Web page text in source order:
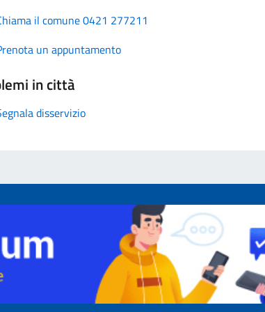
il comune 0421 277211
un appuntamento
in città
disservizio